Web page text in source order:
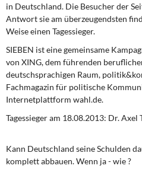
DIE LINKE
Weitere Themen
Memo-Gruppe
Institut Solidarische
Rosa-Luxemburg-Stiftung
Über mich
in Deutschland. Die Besucher der
Antwort sie am überzeugendsten
Weise einen Tagessieger.
SIEBEN ist eine gemeinsame
von XING, dem führenden
deutschsprachigen Raum,
Fachmagazin für politische
Internetplattform wahl.de.
Tagessieger am 18.08.2013: Dr.
Kann Deutschland seine Schulden
komplett abbauen. Wenn ja - wie ?